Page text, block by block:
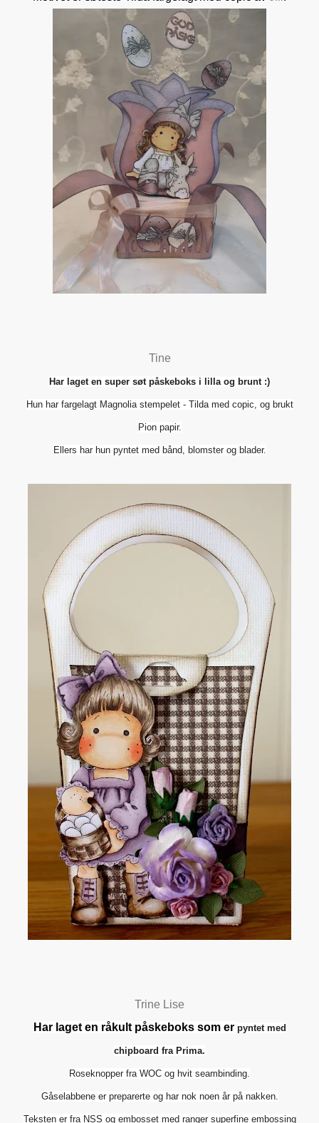
Tine
Har laget en super søt påskeboks i lilla og brunt :)
Hun har fargelagt Magnolia stempelet - Tilda med copic, og brukt
Pion papir.
Ellers har hun pyntet med bånd, blomster og blader.
Trine Lise
Har laget en råkult påskeboks som er pyntet med
chipboard fra Prima.
Roseknopper fra WOC og hvit seambinding.
Gåselabbene er preparerte og har nok noen år på nakken.
Teksten er fra NSS og embosset med ranger superfine embossing